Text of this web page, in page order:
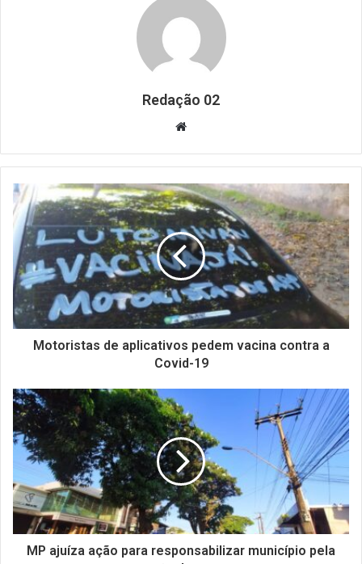
Redação 02
Website
Motoristas de aplicativos pedem vacina contra a
Covid-19
MP ajuíza ação para responsabilizar município pela